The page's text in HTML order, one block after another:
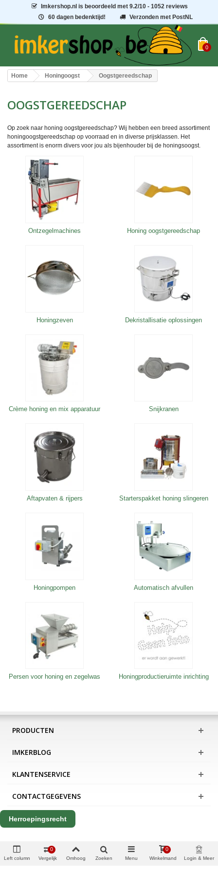
Imkershop.nl is beoordeeld met9.2/10 - 1052 reviews
60 dagen bedenktijd!
Verzonden met PostNL
0
Home Honingoogst Oogstgereedschap
OOGSTGEREEDSCHAP
Op zoek naar honing oogstgereedschap? Wij hebben een breed assortiment
honingoogstgereedschap op voorraad en in diverse prijsklassen. Het
assortiment is enorm divers voor jou als bijenhouder bij de honingsoogst.
Ontzegelmachines Honing oogstgereedschap
Honingzeven Dekristallisatie oplossingen
Crème honing en mix apparatuur Snijkranen
Aftapvaten & rijpers Starterspakket honing slingeren
Honingpompen Automatisch afvullen
Persen voor honing en zegelwas Honingproductieruimte inrichting
PRODUCTEN
IMKERBLOG
KLANTENSERVICE
CONTACTGEGEVENS
Herroepingsrecht
Left column Vergelijk
0
Omhoog Zoeken Menu Winkelmand
0
Login & Meer